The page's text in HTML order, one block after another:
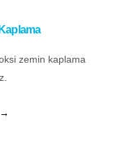
zemin kaplama